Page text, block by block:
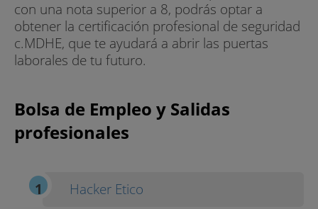
con una nota superior a 8, podrás optar a
obtener la certificación profesional de seguridad
c.MDHE, que te ayudará a abrir las puertas
laborales de tu futuro.
Bolsa de Empleo y Salidas
profesionales
Hacker Etico